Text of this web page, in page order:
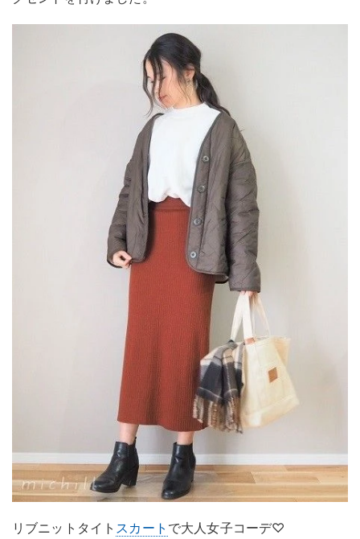
リブニットタイト スカート で大人女子コーデ♡